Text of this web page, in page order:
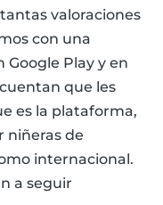
valoraciones
con una
Play y en
que les
es la plataforma,
niñeras de
internacional.
a seguir